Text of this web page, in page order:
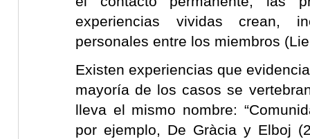
experiencias vividas crean,
personales entre los miembros
Existen experiencias que
mayoría de los casos se
lleva el mismo nombre:
por ejemplo, De Gràcia y Elboj